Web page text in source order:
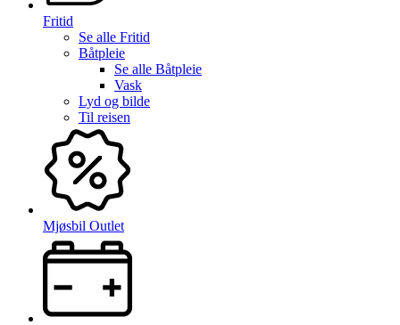
Fritid
Se alle Fritid
Båtpleie
Se alle Båtpleie
Vask
Lyd og bilde
Til reisen
Mjøsbil Outlet